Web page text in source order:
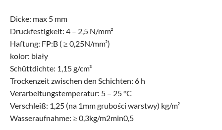
Dicke: max 5 mm
Druckfestigkeit: 4 – 2,5 N/mm²
Haftung: FP:B ( ≥ 0,25N/mm²)
kolor: biały
Schüttdichte: 1,15 g/cm³
Trockenzeit zwischen den Schichten: 6 h
Verarbeitungstemperatur: 5 – 25 °C
Verschleiß: 1,25 (na 1mm grubości warstwy) kg/m²
Wasseraufnahme: ≥ 0,3kg/m2min0,5